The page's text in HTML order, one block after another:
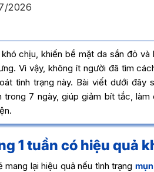
2026
chịu, khiến bề mặt da sần đỏ và
Vì vậy, không ít người đã tìm
tình trạng này. Bài viết dưới đây
7 ngày, giúp giảm bít tắc,
1 tuần có hiệu quả
mang lại hiệu quả nếu tình trạng